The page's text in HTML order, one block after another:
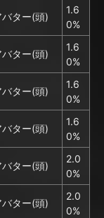
バター(頭)
1.6
0%
バター(頭)
1.6
0%
バター(頭)
1.6
0%
バター(頭)
1.6
0%
バター(頭)
2.0
0%
バター(頭)
2.0
0%